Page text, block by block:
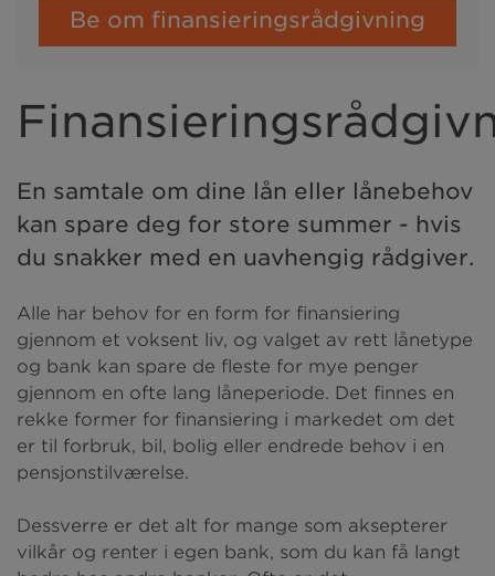
Be om finansieringsrådgivning
En samtale om dine lån eller lånebehov
kan spare deg for store summer - hvis
du snakker med en uavhengig rådgiver.
Alle har behov for en form for finansiering
gjennom et voksent liv, og valget av rett lånetype
og bank kan spare de fleste for mye penger
gjennom en ofte lang låneperiode. Det finnes en
rekke former for finansiering i markedet om det
er til forbruk, bil, bolig eller endrede behov i en
pensjonstilværelse.
Dessverre er det alt for mange som aksepterer
vilkår og renter i egen bank, som du kan få langt